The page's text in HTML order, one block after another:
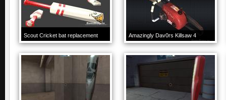
Scout Cricket bat replacement Amazingly Dav0rs Killsaw 4